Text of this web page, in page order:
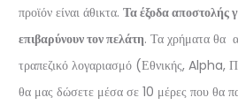
προϊόν είναι άθικτα. Τα έξοδα αποστολής
επιβαρύνουν τον πελάτη. Τα χρήματα θα
τραπεζικό λογαριασμό (Εθνικής,
θα μας δώσετε μέσα σε 10 μέρες που θα